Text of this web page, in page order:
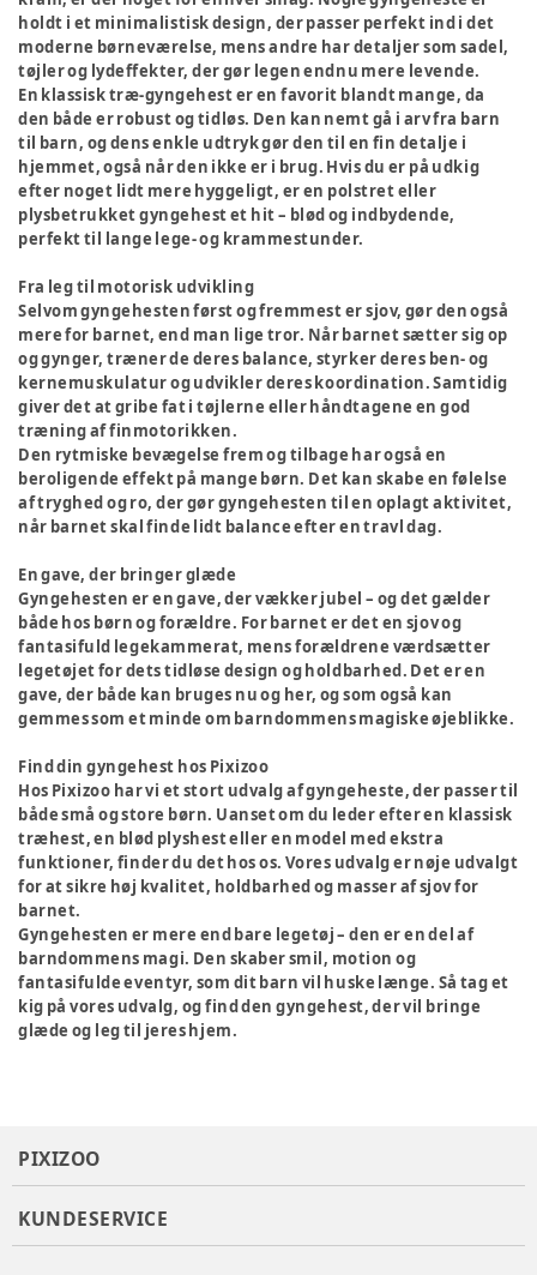
holdt i et minimalistisk design, der passer perfekt ind i det
moderne børneværelse, mens andre har detaljer som sadel,
tøjler og lydeffekter, der gør legen endnu mere levende.
En klassisk træ-gyngehest er en favorit blandt mange, da
den både er robust og tidløs. Den kan nemt gå i arv fra barn
til barn, og dens enkle udtryk gør den til en fin detalje i
hjemmet, også når den ikke er i brug. Hvis du er på udkig
efter noget lidt mere hyggeligt, er en polstret eller
plysbetrukket gyngehest et hit – blød og indbydende,
perfekt til lange lege- og krammestunder.
Fra leg til motorisk udvikling
Selvom gyngehesten først og fremmest er sjov, gør den også
mere for barnet, end man lige tror. Når barnet sætter sig op
og gynger, træner de deres balance, styrker deres ben- og
kernemuskulatur og udvikler deres koordination. Samtidig
giver det at gribe fat i tøjlerne eller håndtagene en god
træning af finmotorikken.
Den rytmiske bevægelse frem og tilbage har også en
beroligende effekt på mange børn. Det kan skabe en følelse
af tryghed og ro, der gør gyngehesten til en oplagt aktivitet,
når barnet skal finde lidt balance efter en travl dag.
En gave, der bringer glæde
Gyngehesten er en gave, der vækker jubel – og det gælder
både hos børn og forældre. For barnet er det en sjov og
fantasifuld legekammerat, mens forældrene værdsætter
legetøjet for dets tidløse design og holdbarhed. Det er en
gave, der både kan bruges nu og her, og som også kan
gemmes som et minde om barndommens magiske øjeblikke.
Find din gyngehest hos Pixizoo
Hos Pixizoo har vi et stort udvalg af gyngeheste, der passer til
både små og store børn. Uanset om du leder efter en klassisk
træhest, en blød plyshest eller en model med ekstra
funktioner, finder du det hos os. Vores udvalg er nøje udvalgt
for at sikre høj kvalitet, holdbarhed og masser af sjov for
barnet.
Gyngehesten er mere end bare legetøj – den er en del af
barndommens magi. Den skaber smil, motion og
fantasifulde eventyr, som dit barn vil huske længe. Så tag et
kig på vores udvalg, og find den gyngehest, der vil bringe
glæde og leg til jeres hjem.
PIXIZOO
KUNDESERVICE